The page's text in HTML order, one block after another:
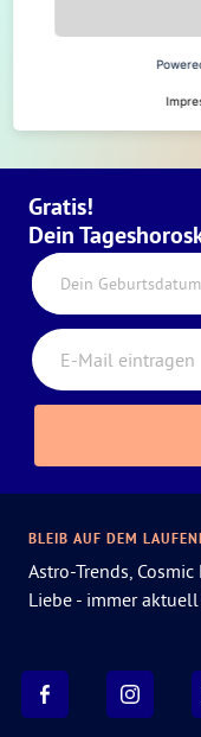
Hot or not?
der
Gratis!
Dein
Dein Geburtsdatum
BLEIB AUF DEM
Astro-Trends,
Liebe - immer